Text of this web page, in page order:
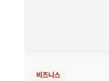
비즈니스